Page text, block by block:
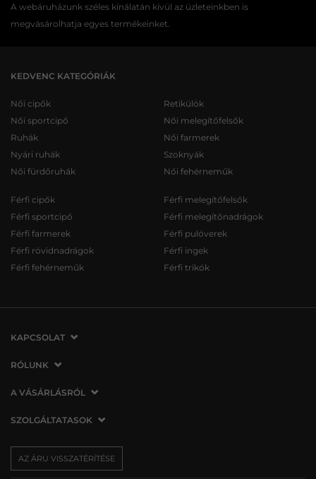
A webáruházunk széles kínálatán kívül az üzleteinkben is
megvásárolhatja egyes termékeinket.
KEDVENC KATEGÓRIÁK
Női cipők
Női sportcipő
Ruhák
Nyári ruhák
Női fürdőruhák
Retikülök
Női melegítőfelsők
Női farmerek
Szoknyák
Női fehérneműk
Férfi cipők
Férfi sportcipő
Férfi farmerek
Férfi rövidnadrágok
Férfi fehérneműk
Férfi melegítőfelsők
Férfi melegítőnadrágok
Férfi pulóverek
Férfi ingek
Férfi trikók
KAPCSOLAT
VERMONT Services Slovakia s. r. o.
821 07 Bratislava
Szlovákia
info@vermont.hu
RÓLUNK
Cégünkről
Üzleteink
Sajtó
A VÁSÁRLÁSRÓL
A vásárlás menete
Az áru visszatérítése/visszáru
Panaszok
SZOLGÁLTATASOK
Szállítás és fizetés
Ajándékutalványok
AZ ÁRU VISSZATÉRÍTÉSE